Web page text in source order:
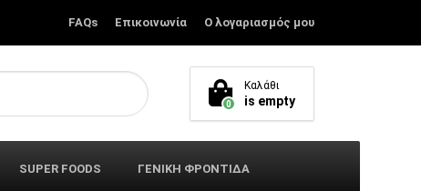
FAQs Επικοινωνία Ο λογαριασμός μου
0
Καλάθι
is empty
SUPER FOODS ΓΕΝΙΚΗ ΦΡΟΝΤΙΔΑ